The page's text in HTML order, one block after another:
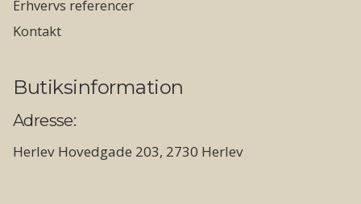
Erhvervs referencer
Kontakt
Butiksinformation
Adresse:
Herlev Hovedgade 203, 2730 Herlev